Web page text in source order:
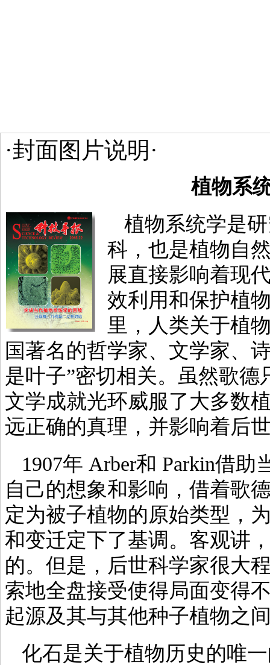
·封面图片说明·
植物系
植物系统学是
科，也是植物自
展直接影响着现
效利用和保护植
里，人类关于植
国著名的哲学家、文学家、
是叶子”密切相关。虽然歌
文学成就光环威服了大多数
远正确的真理，并影响着后
1907年 Arber和 Parkin借
自己的想象和影响，借着歌
定为被子植物的原始类型，
和变迁定下了基调。客观讲
的。但是，后世科学家很大
索地全盘接受使得局面变得
起源及其与其他种子植物之
化石是关于植物历史的唯